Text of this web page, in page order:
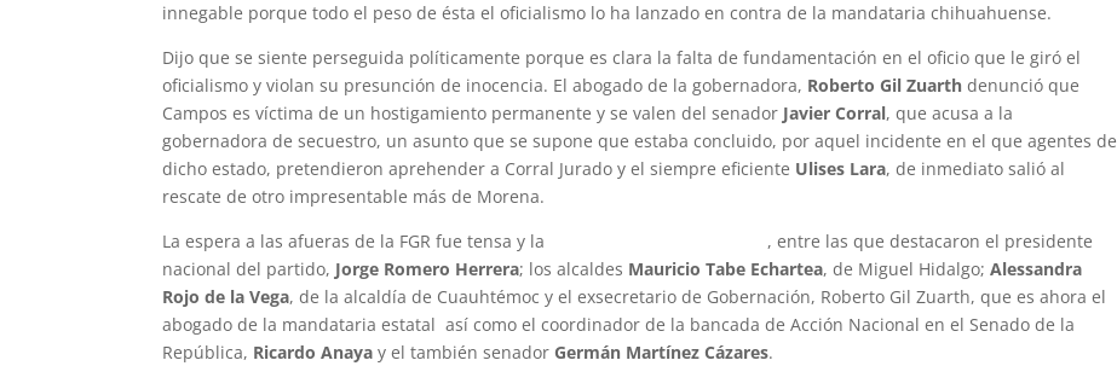
innegable porque todo el peso de ésta el oficialismo lo ha lanzado en contra de la mandataria chihuahuense.
Dijo que se siente perseguida políticamente porque es clara la falta de fundamentación en el oficio que le giró el
oficialismo y violan su presunción de inocencia. El abogado de la gobernadora, Roberto Gil Zuarth denunció que
Campos es víctima de un hostigamiento permanente y se valen del senador Javier Corral, que acusa a la
gobernadora de secuestro, un asunto que se supone que estaba concluido, por aquel incidente en el que agentes de
dicho estado, pretendieron aprehender a Corral Jurado y el siempre eficiente Ulises Lara, de inmediato salió al
rescate de otro impresentable más de Morena.
La espera a las afueras de la FGR fue tensa y la
, entre las que destacaron el presidente
nacional del partido, Jorge Romero Herrera; los alcaldes Mauricio Tabe Echartea, de Miguel Hidalgo;Alessandra
Rojo de la Vega, de la alcaldía de Cuauhtémoc y el exsecretario de Gobernación, Roberto Gil Zuarth, que es ahora el
abogado de la mandataria estatal así como el coordinador de la bancada de Acción Nacional en el Senado de la
República, Ricardo Anaya y el también senador Germán Martínez Cázares.